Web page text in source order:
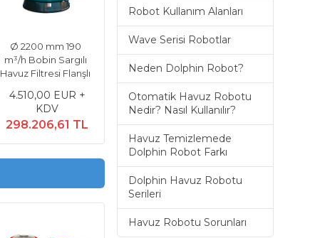
Dolphin Supreme M200
Dolphin Supreme
Ø 2200 mm 190
m³/h Bobin Sargılı
Havuz Filtresi Flanşlı
4.510,00 EUR +
KDV
298.206,61 TL
Robot Kullanım Alanları
Wave Serisi Robotlar
Neden Dolphin Robot?
Otomatik Havuz Robotu
Nedir? Nasıl Kullanılır?
Havuz Temizlemede
Dolphin Robot Farkı
Dolphin Havuz Robotu
Serileri
Havuz Robotu Sorunları